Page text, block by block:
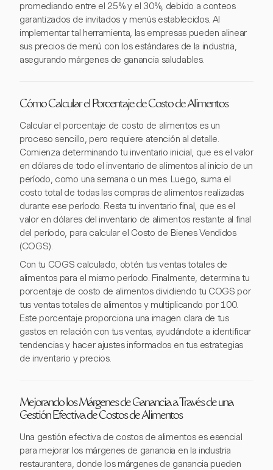
promediando entre el 25% y el 30%, debido a conteos
garantizados de invitados y menús establecidos. Al
implementar tal herramienta, las empresas pueden alinear
sus precios de menú con los estándares de la industria,
asegurando márgenes de ganancia saludables.
Cómo Calcular el Porcentaje de Costo de Alimentos
Calcular el porcentaje de costo de alimentos es un
proceso sencillo, pero requiere atención al detalle.
Comienza determinando tu inventario inicial, que es el valor
en dólares de todo el inventario de alimentos al inicio de un
período, como una semana o un mes. Luego, suma el
costo total de todas las compras de alimentos realizadas
durante ese período. Resta tu inventario final, que es el
valor en dólares del inventario de alimentos restante al final
del período, para calcular el Costo de Bienes Vendidos
(COGS).
Con tu COGS calculado, obtén tus ventas totales de
alimentos para el mismo período. Finalmente, determina tu
porcentaje de costo de alimentos dividiendo tu COGS por
tus ventas totales de alimentos y multiplicando por 100.
Este porcentaje proporciona una imagen clara de tus
gastos en relación con tus ventas, ayudándote a identificar
tendencias y hacer ajustes informados en tus estrategias
de inventario y precios.
Mejorando los Márgenes de Ganancia a Través de una
Gestión Efectiva de Costos de Alimentos
Una gestión efectiva de costos de alimentos es esencial
para mejorar los márgenes de ganancia en la industria
restaurantera, donde los márgenes de ganancia pueden